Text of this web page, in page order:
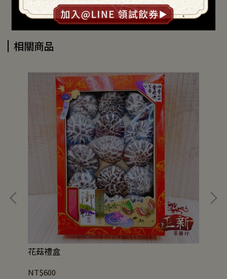
相關商品
花菇禮盒
NT$600